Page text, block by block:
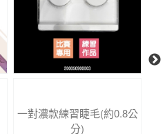
一對濃款練習睫毛(約0.8公
分)